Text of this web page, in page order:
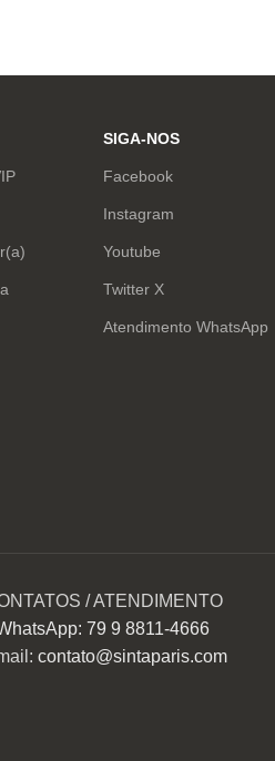
SIGA-NOS
Facebook
Instagram
Youtube
Twitter X
Atendimento WhatsApp
/ ATENDIMENTO
79 9 8811-4666
contato@sintaparis.com